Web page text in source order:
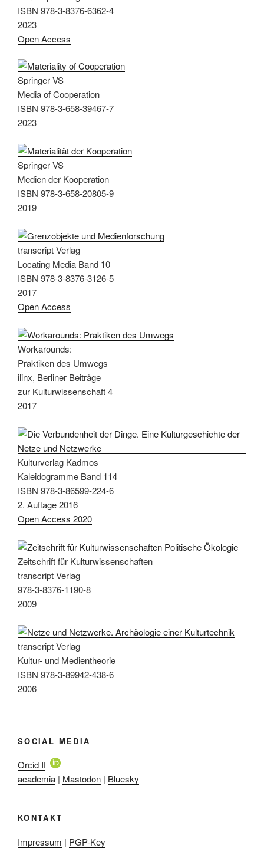
ISBN 978-3-8376-6362-4
2023
Open Access
Springer VS
Media of Cooperation
ISBN 978-3-658-39467-7
2023
Springer VS
Medien der Kooperation
ISBN 978-3-658-20805-9
2019
transcript Verlag
Locating Media Band 10
ISBN 978-3-8376-3126-5
2017
Open Access
Workarounds:
Praktiken des Umwegs
ilinx, Berliner Beiträge
zur Kulturwissenschaft 4
2017
Kulturverlag Kadmos
Kaleidogramme Band 114
ISBN 978-3-86599-224-6
2. Auflage 2016
Open Access 2020
Zeitschrift für Kulturwissenschaften
transcript Verlag
978-3-8376-1190-8
2009
transcript Verlag
Kultur- und Medientheorie
ISBN 978-3-89942-438-6
2006
SOCIAL MEDIA
Orcid ID
academia | Mastodon | Bluesky
KONTAKT
Impressum | PGP-Key